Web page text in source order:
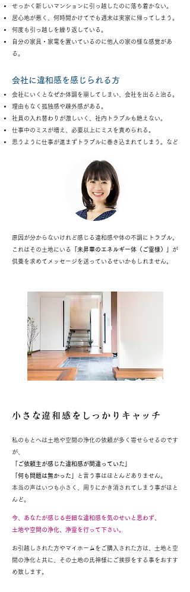
せっかく新しいマンションに引っ越したのに落ち着かない。
居心地が悪く、何時間かけてでも週末は実家に帰ってしまう。
何度も引っ越しを繰り返している。
自分の家具・家電を置いているのに他人の家の様な感覚があ
る。
会社に違和感を感じられる方
会社にいくとなぜか体調を崩してしまい、会社を出ると治る。
理由もなく孤独感や疎外感がある。
社員の入れ替わりが激しいく、社内トラブルも絶えない。
仕事中のミスが増え、必要以上にミスを責められる。
思うように仕事が進まずトラブルに巻き込まれてしまう。など
原因が分からないけれど感じる違和感や体の不調にトラブル。
これはその土地にいる 「未昇華のエネルギー体（ご霊様）」 が
供養を求めてメッセージを送っているせいかもしれません。
小さな違和感をしっかりキャッチ
私のもとへは土地や空間の浄化の依頼が多く寄せらせるのです
が、
「ご依頼主が感じた違和感が間違っていた」
「何も問題は無かった」
と言う事はほとんどありません。
本当の声はいつも小さく、周りにかき消されてしまう事がほと
んど。
今、あなたが感じる些細な違和感を気のせいと思わず、
土地や空間の浄化、浄霊を行って下さい。
お引越しされた方やマイホームをご購入された方は、土地と空
間の浄化と共に、その土地の氏神様にご挨拶をする事をおすす
め致します。